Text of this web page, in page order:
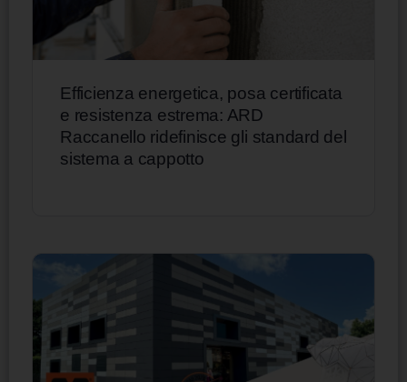
Efficienza energetica, posa certificata
e resistenza estrema: ARD
Raccanello ridefinisce gli standard del
sistema a cappotto